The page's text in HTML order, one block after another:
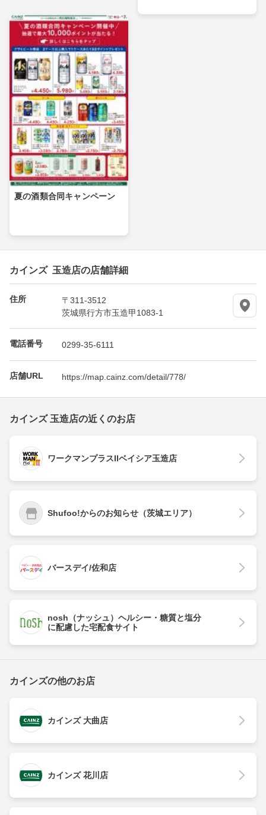
夏の酒類合同キャンペーン
カインズ 玉造店の店舗詳細
住所
〒311-3512
茨城県行方市玉造甲1083-1
電話番号 0299-35-6111
店舗URL https://map.cainz.com/detail/778/
カインズ 玉造店の近くのお店
ワークマンプラスIIベイシア玉造店
Shufoo!からのお知らせ（茨城エリア）
バースデイ/佐和店
nosh（ナッシュ）ヘルシー・糖質と塩分
に配慮した宅配食サイト
カインズの他のお店
カインズ 大曲店
カインズ 花川店